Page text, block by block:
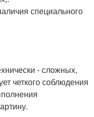
специального
- сложных,
четкого соблюдения